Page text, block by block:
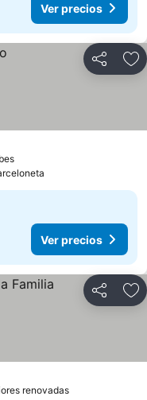
Ver precios
Compartir
Ver precios
Compartir
renovadas